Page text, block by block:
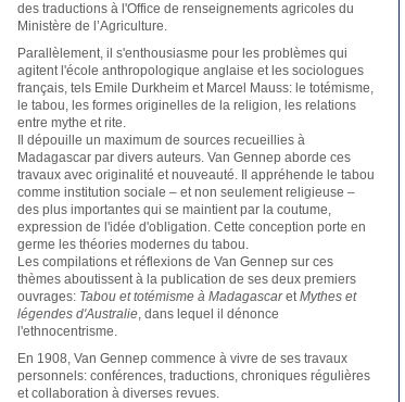
des traductions à l'Office de renseignements agricoles du
Ministère de l’Agriculture.
Parallèlement, il s'enthousiasme pour les problèmes qui
agitent l'école anthropologique anglaise et les sociologues
français, tels Emile Durkheim et Marcel Mauss: le totémisme,
le tabou, les formes originelles de la religion, les relations
entre mythe et rite.
Il dépouille un maximum de sources recueillies à
Madagascar par divers auteurs. Van Gennep aborde ces
travaux avec originalité et nouveauté. Il appréhende le tabou
comme institution sociale – et non seulement religieuse –
des plus importantes qui se maintient par la coutume,
expression de l'idée d'obligation. Cette conception porte en
germe les théories modernes du tabou.
Les compilations et réflexions de Van Gennep sur ces
thèmes aboutissent à la publication de ses deux premiers
ouvrages: Tabou et totémisme à MadagascaretMythes et
légendes d'Australie, dans lequel il dénonce
l'ethnocentrisme.
En 1908, Van Gennep commence à vivre de ses travaux
personnels: conférences, traductions, chroniques régulières
et collaboration à diverses revues.